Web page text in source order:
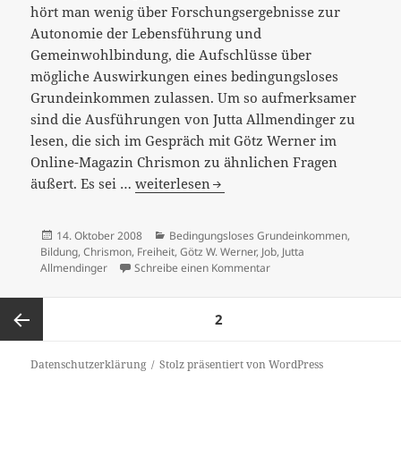
hört man wenig über Forschungsergebnisse zur
Autonomie der Lebensführung und
Gemeinwohlbindung, die Aufschlüsse über
mögliche Auswirkungen eines bedingungsloses
Grundeinkommen zulassen. Um so aufmerksamer
sind die Ausführungen von Jutta Allmendinger zu
lesen, die sich im Gespräch mit Götz Werner im
Online-Magazin Chrismon zu ähnlichen Fragen
äußert. Es sei …Die
über
das
es
weiterlesen
Veröffentlicht
am
14. Oktober 2008 Kategorien
Bedingungsloses Grundeinkommen,
Bildung, Chrismon, Freiheit, Götz W. Werner, Job, Jutta
Allmendinger
Schreibe einen Kommentarzu Die Soziologin spricht
der
Vorherige
SEITE2
Datenschutzerklärung Stolz präsentiert von WordPress